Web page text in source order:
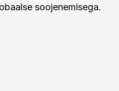
soojenemisega.